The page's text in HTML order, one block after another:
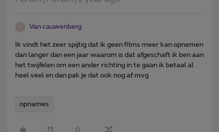
Van cauwenberg
Ik vindt het zeer spijtig dat ik geen films meer kan opnemen
dan langer dan een jaar waarom is dat afgeschaft ik ben aan
het twijfelen om een ander richting in te gaan ik betaal al
heel veel en dan pak je dat ook nog af mvg
opnames